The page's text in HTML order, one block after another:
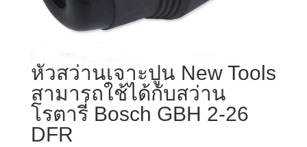
หัวสว่านเจาะปูน New Tools
สามารถใช้ได้กับสว่าน
โรตารี่ Bosch GBH 2-26
DFR